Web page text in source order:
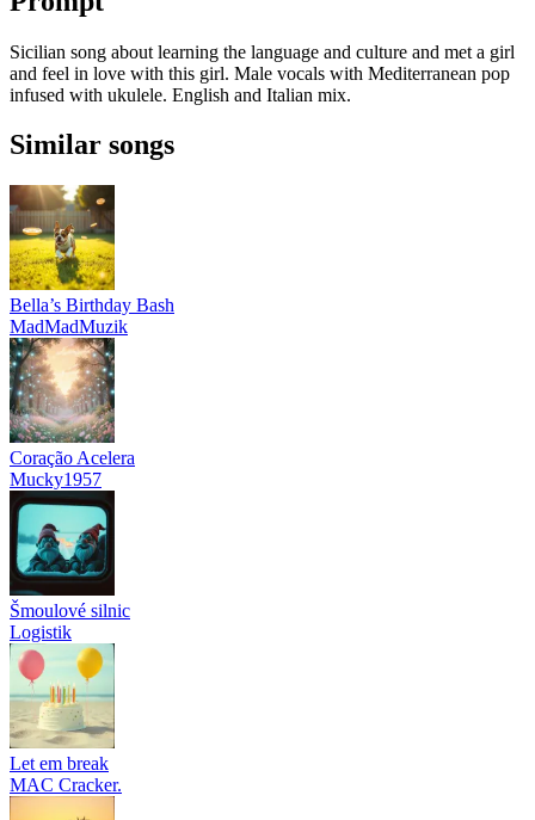
Sicilian song about learning the language and culture and met a girl
and feel in love with this girl. Male vocals with Mediterranean pop
infused with ukulele. English and Italian mix.
Similar songs
Bella’s Birthday Bash
MadMadMuzik
Coração Acelera
Mucky1957
Šmoulové silnic
Logistik
Let em break
MAC Cracker.